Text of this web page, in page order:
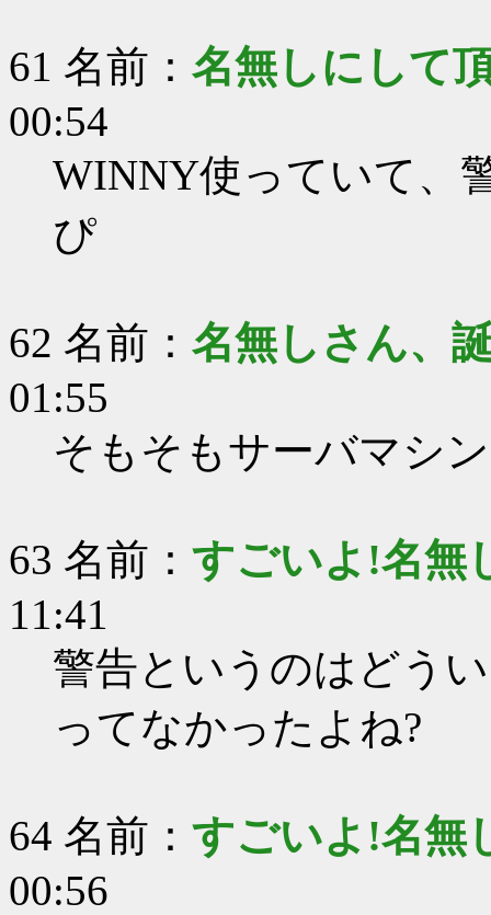
61 名前： 名無しにして
00:54
WINNY使っていて、
ぴ
62 名前： 名無しさん、
01:55
そもそもサーバマシ
63 名前： すごいよ!名無
11:41
警告というのはどう
ってなかったよね?
64 名前： すごいよ!名無
00:56